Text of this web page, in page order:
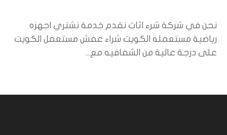
نحن في شركة شرء اثاث نقدم خدمة نشتري اجهزه
رياضية مستعمله الكويت شراء عفش مستعمل الكويت
على درجة عالية من الشفافيه مع...